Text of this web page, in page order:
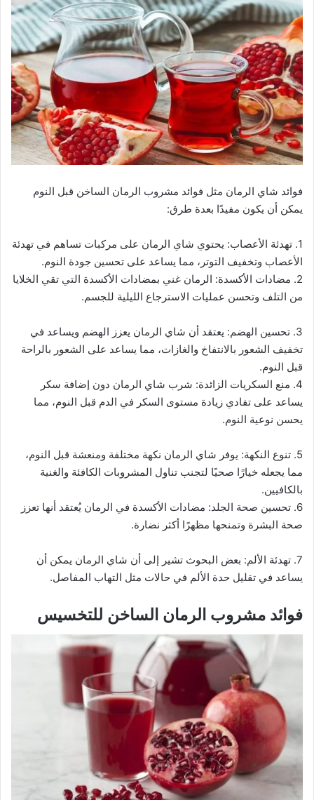
فوائد شاي الرمان مثل فوائد مشروب الرمان الساخن قبل النوم
يمكن أن يكون مفيدًا بعدة طرق:
1. تهدئة الأعصاب: يحتوي شاي الرمان على مركبات تساهم في تهدئة
الأعصاب وتخفيف التوتر، مما يساعد على تحسين جودة النوم.
2. مضادات الأكسدة: الرمان غني بمضادات الأكسدة التي تقي الخلايا
من التلف وتحسن عمليات الاسترجاع الليلية للجسم.
3. تحسين الهضم: يعتقد أن شاي الرمان يعزز الهضم ويساعد في
تخفيف الشعور بالانتفاخ والغازات، مما يساعد على الشعور بالراحة
قبل النوم.
4. منع السكريات الزائدة: شرب شاي الرمان دون إضافة سكر
يساعد على تفادي زيادة مستوى السكر في الدم قبل النوم، مما
يحسن نوعية النوم.
5. تنوع النكهة: يوفر شاي الرمان نكهة مختلفة ومنعشة قبل النوم،
مما يجعله خيارًا صحيًا لتجنب تناول المشروبات الكافئة والغنية
بالكافيين.
6. تحسين صحة الجلد: مضادات الأكسدة في الرمان يُعتقد أنها تعزز
صحة البشرة وتمنحها مظهرًا أكثر نضارة.
7. تهدئة الألم: بعض البحوث تشير إلى أن شاي الرمان يمكن أن
يساعد في تقليل حدة الألم في حالات مثل التهاب المفاصل.
فوائد مشروب الرمان الساخن للتخسيس